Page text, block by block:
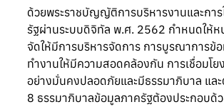
ด้วยพระราชบัญญัติการบริหารงานและการ
รัฐผ่านระบบดิจิทัล พ.ศ. 2562 กำหนดให้ห
จัดให้มีการบริหารจัดการ การบูรณาการข้
ทำงานให้มีความสอดคล้องกัน การเชื่อมโย
อย่างมั่นคงปลอดภัยและมีธรรมาภิบาล แล
8 ธรรมาภิบาลข้อมูลภาครัฐต้องประกอบด้